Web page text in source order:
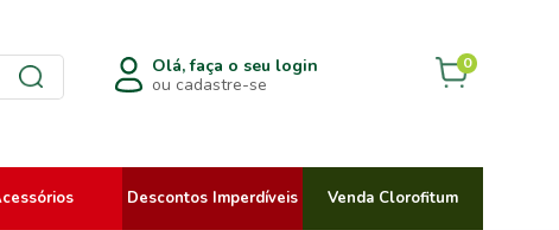
Olá, faça o seu login
ou cadastre-se
0
Descontos Imperdíveis Venda Clorofitum